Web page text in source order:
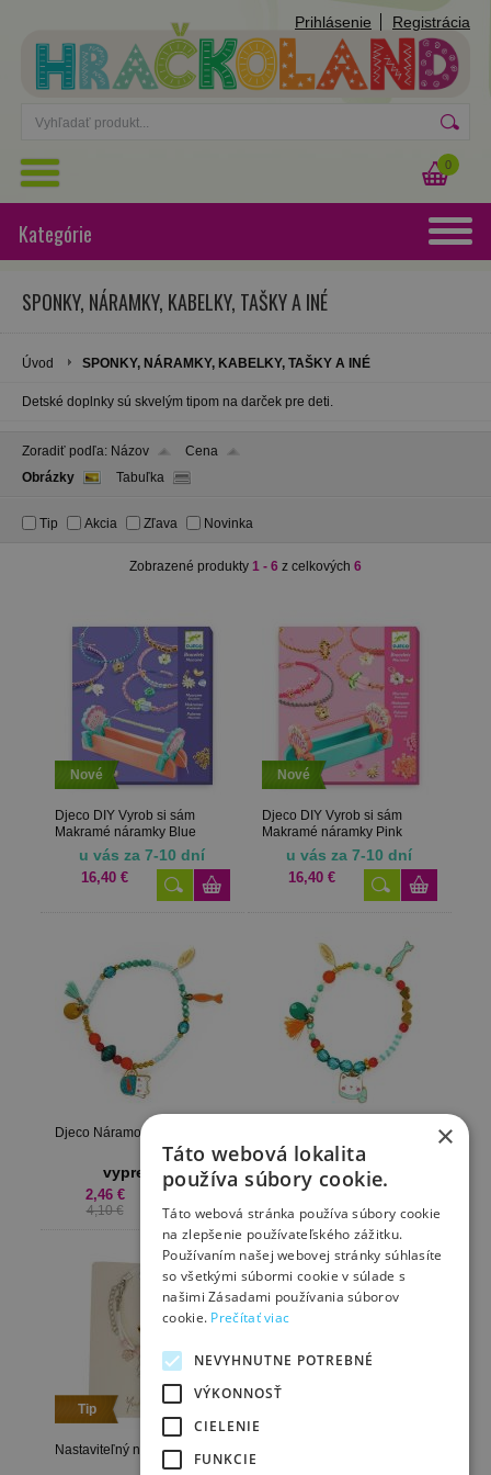
Prihlásenie Registrácia
0
Kategórie
SPONKY, NÁRAMKY, KABELKY, TAŠKY A INÉ
Úvod SPONKY, NÁRAMKY, KABELKY, TAŠKY A INÉ
Detské doplnky sú skvelým tipom na darček pre deti.
Zoradiť podľa: Názov
Cena
Obrázky
Tabuľka
Tip Akcia Zľava Novinka
Zobrazené produkty 1 - 6 z celkových 6
Nové
Djeco DIY Vyrob si sám
Makramé náramky Blue
u vás za 7-10 dní
16,40 €
Nové
Djeco DIY Vyrob si sám
Makramé náramky Pink
u vás za 7-10 dní
16,40 €
Djeco Náramok Amaya
vypredané
2,46 €
4,10 €
vypredané
2,46 €
4,10 €
Tip
Nastaviteľný náramok králik
×
Táto webová lokalita
používa súbory cookie.
Táto webová stránka používa súbory cookie
na zlepšenie používateľského zážitku.
Používaním našej webovej stránky súhlasíte
so všetkými súbormi cookie v súlade s
našimi Zásadami používania súborov
cookie. Prečítať viac
NEVYHNUTNE POTREBNÉ
VÝKONNOSŤ
CIELENIE
FUNKCIE